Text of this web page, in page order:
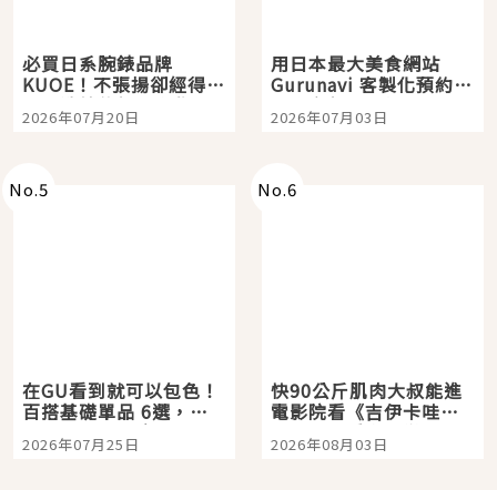
必買日系腕錶品牌
KUOE！不張揚卻經得起
時間洗鍊的經典之作五
選
2026年07月20日
用日本最大美食網站
Gurunavi 客製化預約九
大都市餐廳，打造專屬
美食體驗！
2026年07月03日
No.5
在GU看到就可以包色！
百搭基礎單品 6選，閉
眼全收也不心疼
2026年07月25日
No.6
快90公斤肌肉大叔能進
電影院看《吉伊卡哇》
嗎？日本重金屬樂團
「打首」會長與nagano
2026年08月03日